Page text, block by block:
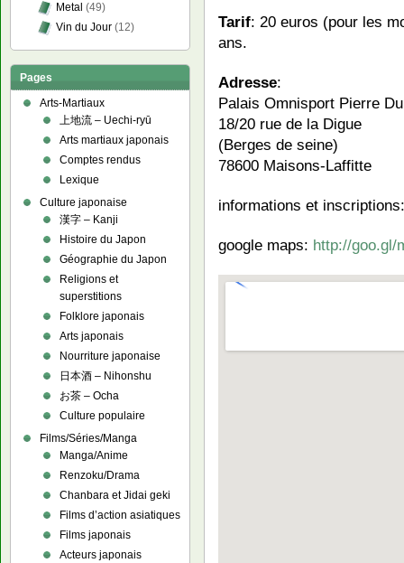
Tarif: 20 euros (pour les
ans.
Adresse:
Palais Omnisport Pierre
18/20 rue de la Digue
(Berges de seine)
78600 Maisons-Laffitte
informations et
google maps: http://goo.gl/
Metal (49)
Vin du Jour (12)
Pages
Arts-Martiaux
上地流 – Uechi-ryū
Arts martiaux japonais
Comptes rendus
Lexique
Culture japonaise
漢字 – Kanji
Histoire du Japon
Géographie du Japon
Religions et
superstitions
Folklore japonais
Arts japonais
Nourriture japonaise
日本酒 – Nihonshu
お茶 – Ocha
Culture populaire
Films/Séries/Manga
Manga/Anime
Renzoku/Drama
Chanbara et Jidai geki
Films d’action asiatiques
Films japonais
Acteurs japonais